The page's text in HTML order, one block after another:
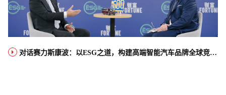
对话赛力斯康波：以ESG之道，构建高端智能汽车品牌全球竞争力